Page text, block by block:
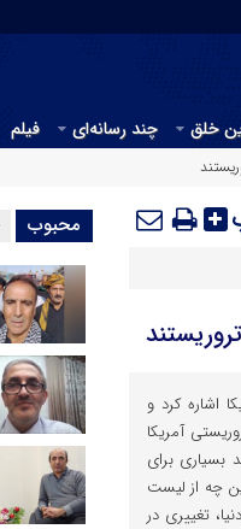
خلق چند رسانه‌ای فیلم
اشاره کرد و
آمریکا
بسیاری برای
چه از لیست
تغییری در
محبوب